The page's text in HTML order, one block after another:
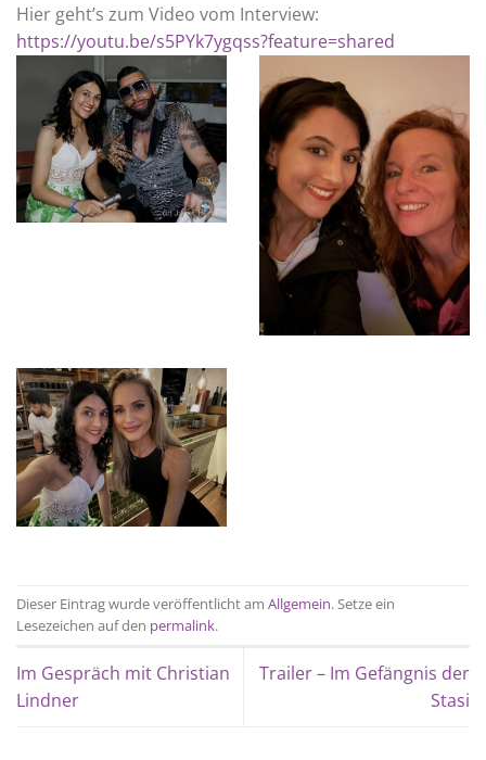
Hier geht’s zum Video vom Interview:
https://youtu.be/s5PYk7ygqss?feature=shared
Dieser Eintrag wurde veröffentlicht am Allgemein. Setze ein
Lesezeichen auf den permalink.
Im Gespräch mit Christian
Lindner
Trailer – Im Gefängnis der
Stasi